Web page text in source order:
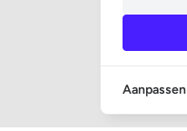
Aanpassen